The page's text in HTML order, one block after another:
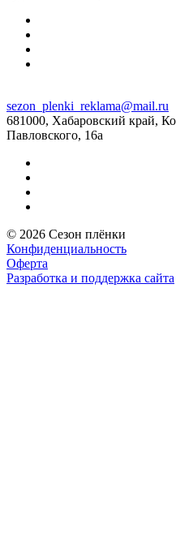
sezon_plenki_reklama@mail.ru
681000, Хабаровский край,
Павловского, 16а
© 2026 Сезон плёнки
Конфиденциальность
Оферта
Разработка и поддержка сайта